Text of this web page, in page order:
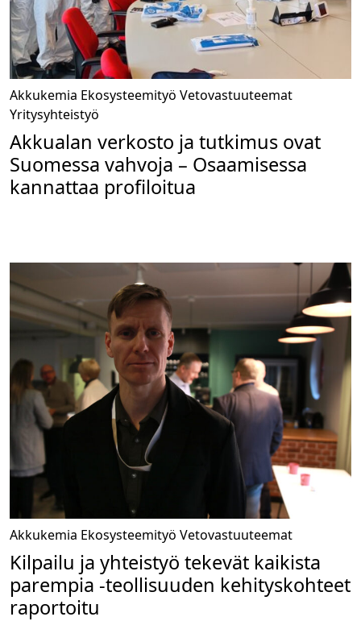
Akkukemia Ekosysteemityö Vetovastuuteemat
Yritysyhteistyö
Akkualan verkosto ja tutkimus ovat
Suomessa vahvoja – Osaamisessa
kannattaa profiloitua
Akkukemia Ekosysteemityö Vetovastuuteemat
Kilpailu ja yhteistyö tekevät kaikista
parempia -teollisuuden kehityskohteet
raportoitu